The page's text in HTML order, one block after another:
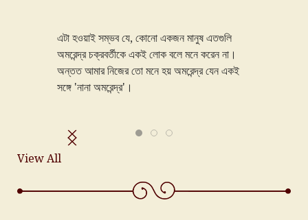
সম্ভব যে, কোনো একজন মানুষ এতগুলি
একই লোক বলে মনে করেন না।
নিজের তো মনে হয় অমরেন্দ্র যেন একই
View All